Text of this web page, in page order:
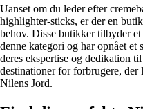
Uanset om du leder efter
highlighter-sticks, er der en
behov. Disse butikker tilbyder
denne kategori og har opnået
deres ekspertise og dedikation
destinationer for forbrugere,
Nilens Jord.